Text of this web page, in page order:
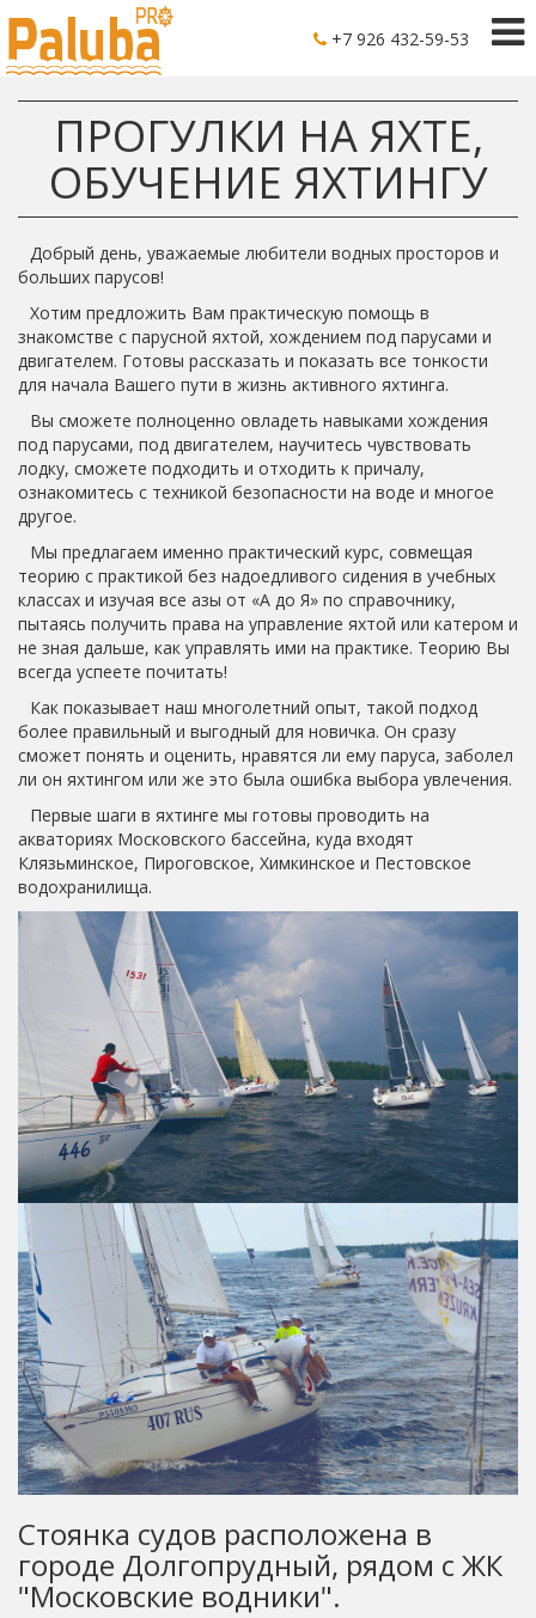
+7 926 432-59-53
ПРОГУЛКИ НА ЯХТЕ,
ОБУЧЕНИЕ ЯХТИНГУ
Добрый день, уважаемые любители водных просторов и
больших парусов!
Хотим предложить Вам практическую помощь в
знакомстве с парусной яхтой, хождением под парусами и
двигателем. Готовы рассказать и показать все тонкости
для начала Вашего пути в жизнь активного яхтинга.
Вы сможете полноценно овладеть навыками хождения
под парусами, под двигателем, научитесь чувствовать
лодку, сможете подходить и отходить к причалу,
ознакомитесь с техникой безопасности на воде и многое
другое.
Мы предлагаем именно практический курс, совмещая
теорию с практикой без надоедливого сидения в учебных
классах и изучая все азы от «А до Я» по справочнику,
пытаясь получить права на управление яхтой или катером и
не зная дальше, как управлять ими на практике. Теорию Вы
всегда успеете почитать!
Как показывает наш многолетний опыт, такой подход
более правильный и выгодный для новичка. Он сразу
сможет понять и оценить, нравятся ли ему паруса, заболел
ли он яхтингом или же это была ошибка выбора увлечения.
Первые шаги в яхтинге мы готовы проводить на
акваториях Московского бассейна, куда входят
Клязьминское, Пироговское, Химкинское и Пестовское
водохранилища.
Стоянка судов расположена в
городе Долгопрудный, рядом с ЖК
"Московские водники".